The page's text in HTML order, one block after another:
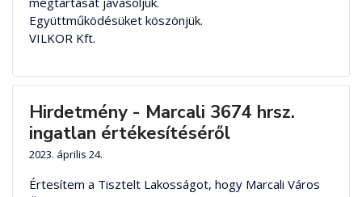
Együttműködésüket köszönjük.
VILKOR Kft.
Hirdetmény - Marcali 3674 hrsz.
ingatlan értékesítéséről
2023. április 24.
Értesítem a Tisztelt Lakosságot, hogy Marcali Város